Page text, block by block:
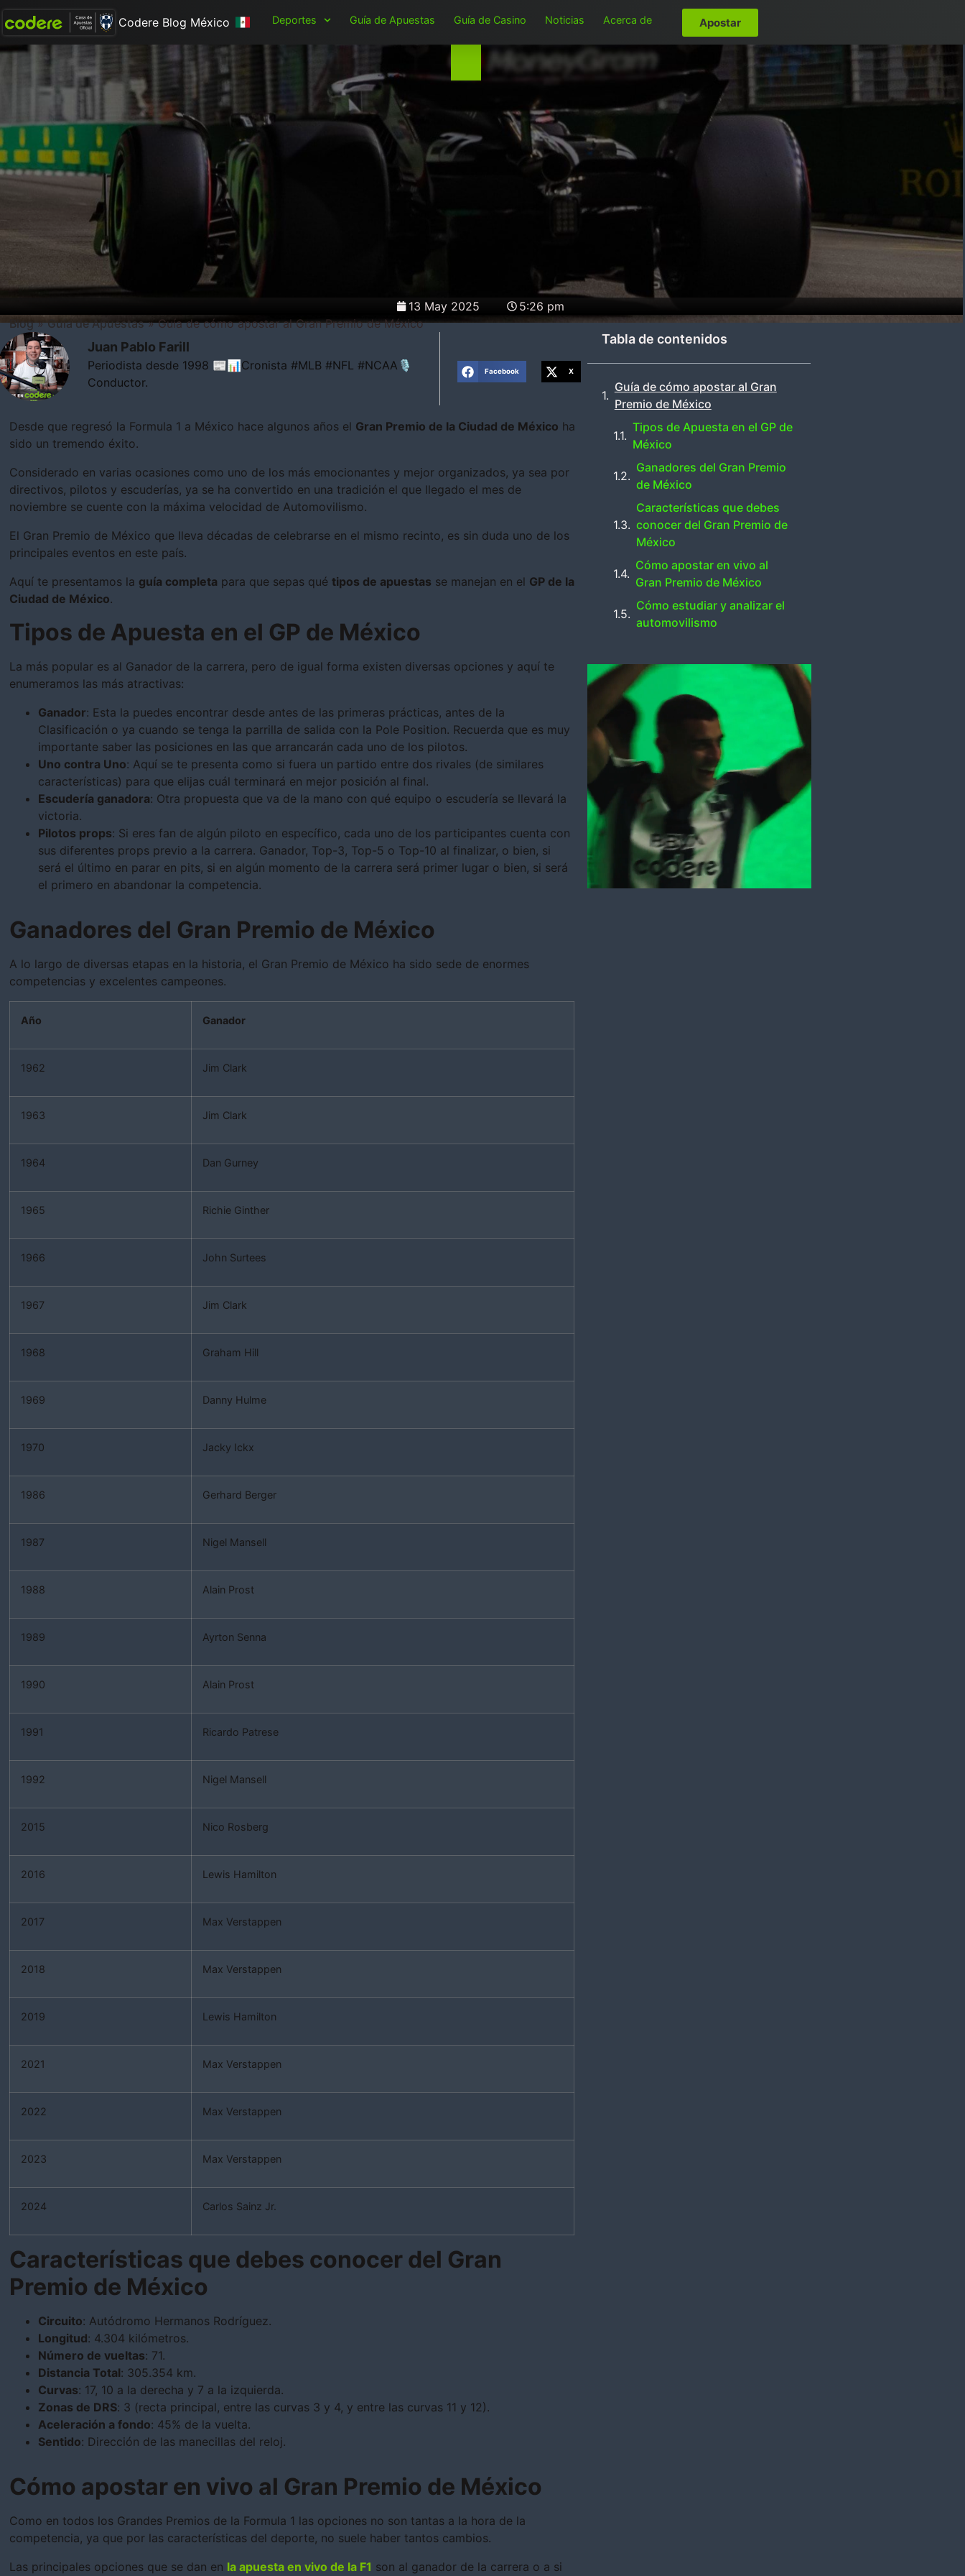
Codere Blog México Deportes Guía de Apuestas Guía de Casino Noticias Acerca de Apostar
13 May 2025
5:26 pm
Blog»Guía de Apuestas»Guía de cómo apostar al Gran Premio de México
Juan Pablo Farill
Periodista desde 1998 📰📊Cronista #MLB #NFL #NCAA🎙
Conductor.
Facebook X
Desde que regresó la Formula 1 a México hace algunos años el Gran Premio de la Ciudad de México ha
sido un tremendo éxito.
Considerado en varias ocasiones como uno de los más emocionantes y mejor organizados, ya sea por
directivos, pilotos y escuderías, ya se ha convertido en una tradición el que llegado el mes de
noviembre se cuente con la máxima velocidad de Automovilismo.
El Gran Premio de México que lleva décadas de celebrarse en el mismo recinto, es sin duda uno de los
principales eventos en este país.
Aquí te presentamos la guía completa para que sepas quétipos de apuestas se manejan en el GP de la
Ciudad de México.
Tipos de Apuesta en el GP de México
La más popular es al Ganador de la carrera, pero de igual forma existen diversas opciones y aquí te
enumeramos las más atractivas:
Ganador: Esta la puedes encontrar desde antes de las primeras prácticas, antes de la
Clasificación o ya cuando se tenga la parrilla de salida con la Pole Position. Recuerda que es muy
importante saber las posiciones en las que arrancarán cada uno de los pilotos.
Uno contra Uno: Aquí se te presenta como si fuera un partido entre dos rivales (de similares
características) para que elijas cuál terminará en mejor posición al final.
Escudería ganadora: Otra propuesta que va de la mano con qué equipo o escudería se llevará la
victoria.
Pilotos props: Si eres fan de algún piloto en específico, cada uno de los participantes cuenta con
sus diferentes props previo a la carrera. Ganador, Top-3, Top-5 o Top-10 al finalizar, o bien, si
será el último en parar en pits, si en algún momento de la carrera será primer lugar o bien, si será
el primero en abandonar la competencia.
Ganadores del Gran Premio de México
A lo largo de diversas etapas en la historia, el Gran Premio de México ha sido sede de enormes
competencias y excelentes campeones.
Año Ganador
1962 Jim Clark
1963 Jim Clark
1964 Dan Gurney
1965 Richie Ginther
1966 John Surtees
1967 Jim Clark
1968 Graham Hill
1969 Danny Hulme
1970 Jacky Ickx
1986 Gerhard Berger
1987 Nigel Mansell
1988 Alain Prost
1989 Ayrton Senna
1990 Alain Prost
1991 Ricardo Patrese
1992 Nigel Mansell
2015 Nico Rosberg
2016 Lewis Hamilton
2017 Max Verstappen
2018 Max Verstappen
2019 Lewis Hamilton
2021 Max Verstappen
2022 Max Verstappen
2023 Max Verstappen
2024 Carlos Sainz Jr.
Características que debes conocer del Gran
Premio de México
Circuito: Autódromo Hermanos Rodríguez.
Longitud: 4.304 kilómetros.
Número de vueltas: 71.
Distancia Total: 305.354 km.
Curvas: 17, 10 a la derecha y 7 a la izquierda.
Zonas de DRS: 3 (recta principal, entre las curvas 3 y 4, y entre las curvas 11 y 12).
Aceleración a fondo: 45% de la vuelta.
Sentido: Dirección de las manecillas del reloj.
Cómo apostar en vivo al Gran Premio de México
Como en todos los Grandes Premios de la Formula 1 las opciones no son tantas a la hora de la
competencia, ya que por las características del deporte, no suele haber tantos cambios.
Las principales opciones que se dan en la apuesta en vivo de la F1 son al ganador de la carrera o a si
Tabla de contenidos
Guía de cómo apostar al Gran
Premio de México
Tipos de Apuesta en el GP de
México
Ganadores del Gran Premio
de México
Características que debes
conocer del Gran Premio de
México
Cómo apostar en vivo al
Gran Premio de México
Cómo estudiar y analizar el
automovilismo